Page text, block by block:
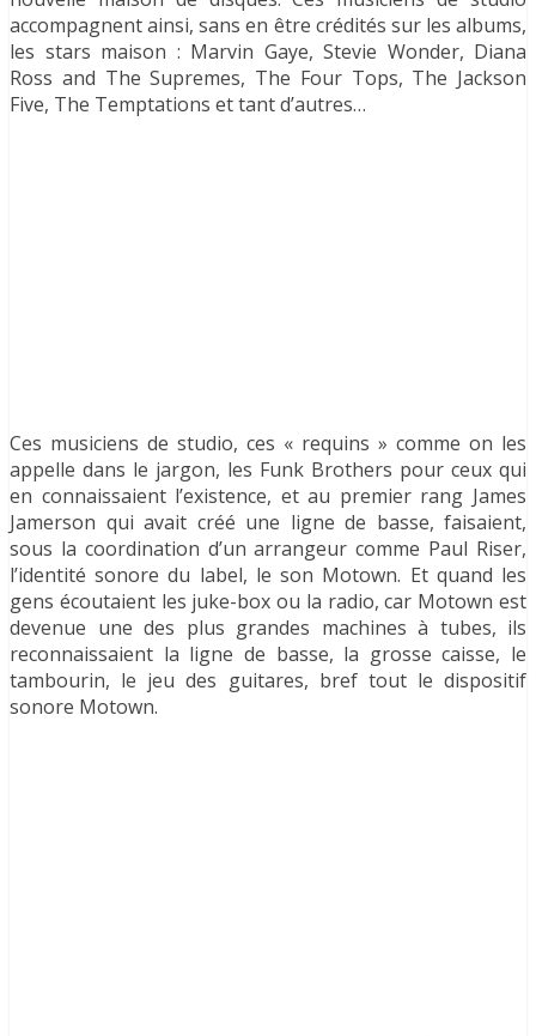
accompagnent ainsi, sans en être crédités sur les albums,
les stars maison : Marvin Gaye, Stevie Wonder, Diana
Ross and The Supremes, The Four Tops, The Jackson
Five, The Temptations et tant d’autres…
Ces musiciens de studio, ces « requins » comme on les
appelle dans le jargon, les Funk Brothers pour ceux qui
en connaissaient l’existence, et au premier rang James
Jamerson qui avait créé une ligne de basse, faisaient,
sous la coordination d’un arrangeur comme Paul Riser,
l’identité sonore du label, le son Motown. Et quand les
gens écoutaient les juke-box ou la radio, car Motown est
devenue une des plus grandes machines à tubes, ils
reconnaissaient la ligne de basse, la grosse caisse, le
tambourin, le jeu des guitares, bref tout le dispositif
sonore Motown.